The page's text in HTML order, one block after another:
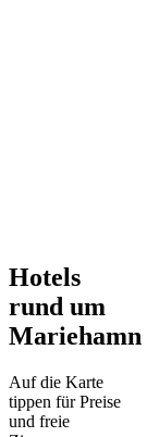
Hotels
rund um
Mariehamn
Auf die Karte
tippen für Preise
und freie